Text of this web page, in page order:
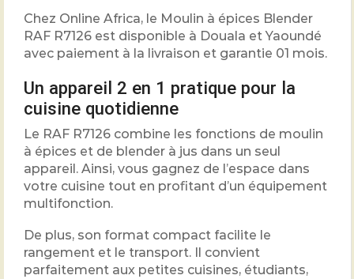
Chez Online Africa, le Moulin à épices Blender
RAF R7126 est disponible à Douala et Yaoundé
avec paiement à la livraison et garantie 01 mois.
Un appareil 2 en 1 pratique pour la
cuisine quotidienne
Le RAF R7126 combine les fonctions de moulin
à épices et de blender à jus dans un seul
appareil. Ainsi, vous gagnez de l’espace dans
votre cuisine tout en profitant d’un équipement
multifonction.
De plus, son format compact facilite le
rangement et le transport. Il convient
parfaitement aux petites cuisines, étudiants,